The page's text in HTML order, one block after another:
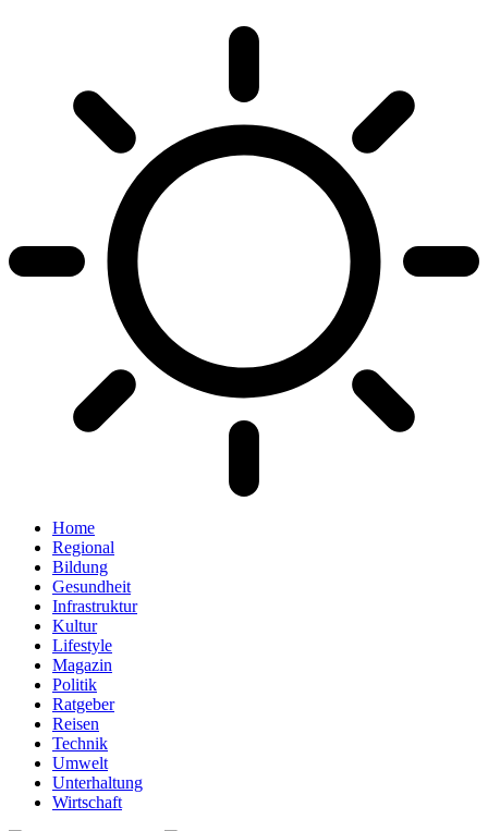
Home
Regional
Bildung
Gesundheit
Infrastruktur
Kultur
Lifestyle
Magazin
Politik
Ratgeber
Reisen
Technik
Umwelt
Unterhaltung
Wirtschaft